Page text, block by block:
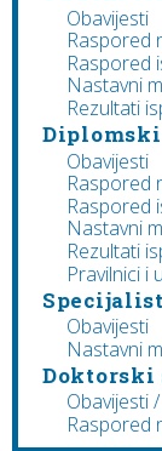
Obavijesti
Raspored
Raspored
Nastavni
Rezultati
Obavijesti
Raspored
Raspored
Nastavni
Rezultati
Pravilnici i
Obavijesti
Nastavni
Doktorski
Obavijesti
Raspored